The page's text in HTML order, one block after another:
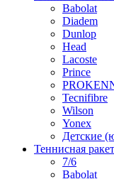
Babolat
Diadem
Dunlop
Head
Lacoste
Prince
Tecnifibre
Wilson
Yonex
Детские
Теннисная
7/6
Babolat